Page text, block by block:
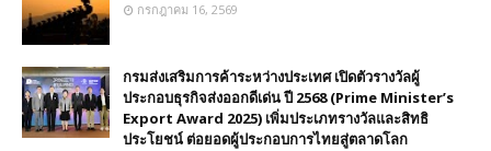
กรกฎาคม 16, 2569
กรมส่งเสริมการค้าระหว่างประเทศ เปิดตัวรางวัลผู้
ประกอบธุรกิจส่งออกดีเด่น ปี 2568 (Prime Minister’s
Export Award 2025) เพิ่มประเภทรางวัลและสิทธิ
ประโยชน์ ต่อยอดผู้ประกอบการไทยสู่ตลาดโลก